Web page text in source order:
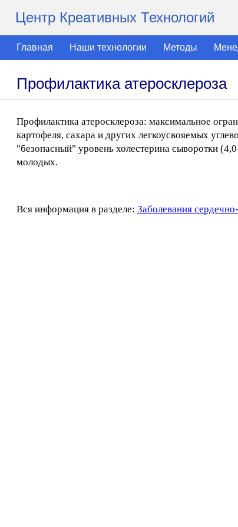
Центр Креативных Технологий
Главная Наши технологии Методы
Профилактика атеросклероза
Профилактика атеросклероза: максимальное
картофеля, сахара и других легкоусвояемых
"безопасный" уровень холестерина сыворотки
молодых.
Вся информация в разделе: Заболевания